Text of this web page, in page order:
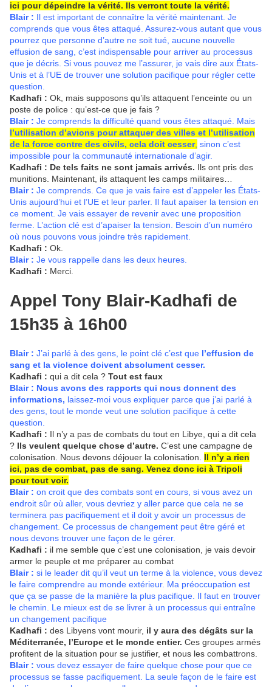
ici pour dépeindre la vérité. Ils verront toute la vérité.
Blair : Il est important de connaître la vérité maintenant. Je
comprends que vous êtes attaqué. Assurez-vous autant que vous
pourrez que personne d’autre ne soit tué, aucune nouvelle
effusion de sang, c’est indispensable pour arriver au processus
que je décris. Si vous pouvez me l’assurer, je vais dire aux États-
Unis et à l’UE de trouver une solution pacifique pour régler cette
question.
Kadhafi : Ok, mais supposons qu’ils attaquent l’enceinte ou un
poste de police : qu’est-ce que je fais ?
Blair : Je comprends la difficulté quand vous êtes attaqué. Mais
l’utilisation d’avions pour attaquer des villes et l’utilisation
de la force contre des civils, cela doit cesser, sinon c’est
impossible pour la communauté internationale d’agir.
Kadhafi : De tels faits ne sont jamais arrivés. Ils ont pris des
munitions. Maintenant, ils attaquent les camps militaires…
Blair : Je comprends. Ce que je vais faire est d’appeler les États-
Unis aujourd’hui et l’UE et leur parler. Il faut apaiser la tension en
ce moment. Je vais essayer de revenir avec une proposition
ferme. L’action clé est d’apaiser la tension. Besoin d’un numéro
où nous pouvons vous joindre très rapidement.
Kadhafi : Ok.
Blair : Je vous rappelle dans les deux heures.
Kadhafi : Merci.
Appel Tony Blair-Kadhafi de
15h35 à 16h00
Blair : J’ai parlé à des gens, le point clé c’est que l’effusion de
sang et la violence doivent absolument cesser.
Kadhafi : qui a dit cela ? Tout est faux
Blair : Nous avons des rapports qui nous donnent des
informations, laissez-moi vous expliquer parce que j’ai parlé à
des gens, tout le monde veut une solution pacifique à cette
question.
Kadhafi : Il n’y a pas de combats du tout en Libye, qui a dit cela
? Ils veulent quelque chose d’autre. C’est une campagne de
colonisation. Nous devons déjouer la colonisation. Il n’y a rien
ici, pas de combat, pas de sang. Venez donc ici à Tripoli
pour tout voir.
Blair : on croit que des combats sont en cours, si vous avez un
endroit sûr où aller, vous devriez y aller parce que cela ne se
terminera pas pacifiquement et il doit y avoir un processus de
changement. Ce processus de changement peut être géré et
nous devons trouver une façon de le gérer.
Kadhafi : il me semble que c’est une colonisation, je vais devoir
armer le peuple et me préparer au combat
Blair : si le leader dit qu’il veut un terme à la violence, vous devez
le faire comprendre au monde extérieur. Ma préoccupation est
que ça se passe de la manière la plus pacifique. Il faut en trouver
le chemin. Le mieux est de se livrer à un processus qui entraîne
un changement pacifique
Kadhafi : des Libyens vont mourir, il y aura des dégâts sur la
Méditerranée, l’Europe et le monde entier. Ces groupes armés
profitent de la situation pour se justifier, et nous les combattrons.
Blair : vous devez essayer de faire quelque chose pour que ce
processus se fasse pacifiquement. La seule façon de le faire est